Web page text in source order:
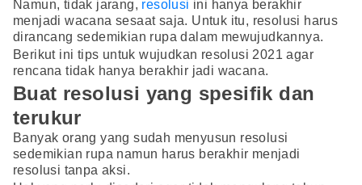
Namun, tidak jarang, resolusi ini hanya berakhir
menjadi wacana sesaat saja. Untuk itu, resolusi harus
dirancang sedemikian rupa dalam mewujudkannya.
Berikut ini tips untuk wujudkan resolusi 2021 agar
rencana tidak hanya berakhir jadi wacana.
Buat resolusi yang spesifik dan
terukur
Banyak orang yang sudah menyusun resolusi
sedemikian rupa namun harus berakhir menjadi
resolusi tanpa aksi.